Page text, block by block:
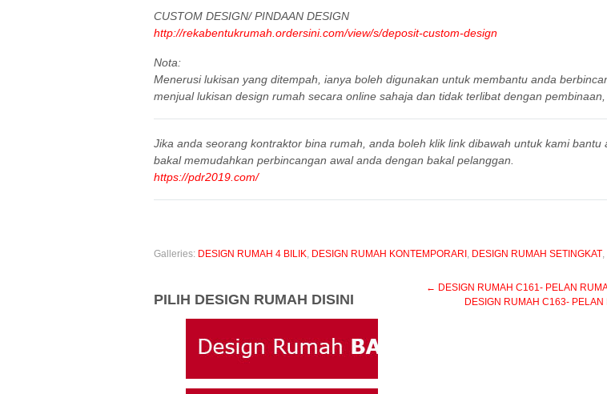
CUSTOM DESIGN/ PINDAAN DESIGN
http://rekabentukrumah.ordersini.com/view/s/deposit-custom-design
Nota:
Menerusi lukisan yang ditempah, ianya boleh digunakan untuk membantu anda
menjual lukisan design rumah secara online sahaja dan tidak terlibat dengan pembinaan,
Jika anda seorang kontraktor bina rumah, anda boleh klik link dibawah untuk kami
bakal memudahkan perbincangan awal anda dengan bakal pelanggan.
https://pdr2019.com/
Galleries: DESIGN RUMAH 4 BILIK DESIGN RUMAH KONTEMPORARI DESIGN RUMAH SETINGKAT
← DESIGN RUMAH C161- PELAN
DESIGN RUMAH C163- PELAN
PILIH DESIGN RUMAH DISINI